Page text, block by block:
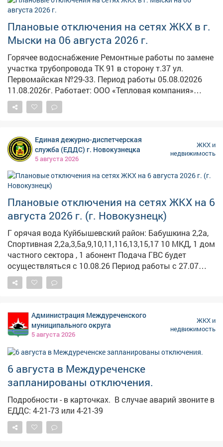
перенесли на неопределённое время. В СУ СК по
Кузбассу возбуждено уголовное дело. Председатель
Следственного комитета Александр Бастрыкин
поручил и.о. руководителя кузбасского управления
Александру Кустову доложить о ходе расследования
и мерах по защите прав граждан.
Плановые отключения на сетях ЖКХ в г.
Мыски на 06 августа 2026 г.
Горячее водоснабжение Ремонтные работы по замене
участка трубопровода ТК 91 в сторону т.37 ул.
Первомайская №29-33. Период работы 05.08.02026
11.08.2026г. Работает: ООО «Тепловая компания»
Электроснабжение Тех.присоединение ул. Дружбы.
ВЛ-0,4 ф.0,4-4 ТП-155 Дружбы 4-18; 1а-15 Калинина 1-9;
Период работы 08.00-12.00 Работает: "Энергосеть" г.
Мыски Установка опор. ВЛ-0,4 ф.04-2 ТП-236 п. Тутуяс
Береговая 31 Болотная 1, 1А, 3а Центральная 30а -
"Энергосеть" г. Мыски
Единая дежурно-диспетчерская
служба (ЕДДС) г. Новокузнецка
5 августа 2026
ЖКХ и
недвижимость
Плановые отключения на сетях ЖКХ на 6
августа 2026 г. (г. Новокузнецк)
Г орячая вода Куйбышевский район: Бабушкина 2,2а,
Спортивная 2,2а,3,5а,9,10,11,11б,13,15,17 10 МКД, 1 дом
частного сектора , 1 абонент Подача ГВС будет
осуществляться с 10.08.26 Период работы с 27.07
09:00 по 09.08 17:00 Описание работ: Гидравлические
испытания т/сетей на прочность и плотность от
графику) Работает: ООО «ЭнергоТранзит» Заводской
район: Станционная, 15,19,20,22, 25,29,29/1 4 жилых
дома, проч. - 3 Период работы с 24.07 09:00 по 07.08
сетей на прочность и плотность от котельной
Полосухинская (согласно графику) Работает: ООО
«ЭнергоТранзит» Куйбышевский район: Садопарковая
19,23,25,27,29, 31,33,35,28/1,28/2,28,30,32, 32,
47,49,51,53,55,63,65 3 МКД, 12 домов частного сектора,
5 прочие Период работы с 04.08 13:00 по 18.08 17:00
Описание работ: Гидравлические испытания т/сетей
на прочность и плотность от котельной №32
Администрация Междуреченского
муниципального округа
5 августа 2026
ЖКХ и
недвижимость
6 августа в Междуреченске
запланированы отключения.
Подробности - в карточках. ️ В случае аварий звоните в
ЕДДС: 4-21-73 или 4-21-39